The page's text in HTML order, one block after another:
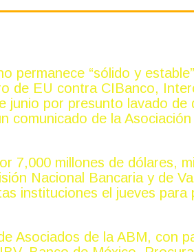
permanece “sólido y
de EU contra CIBanco,
junio por presunto lavado de
comunicado de la
7,000 millones de dólares,
Nacional Bancaria y de
instituciones el jueves
Asociados de la ABM, con